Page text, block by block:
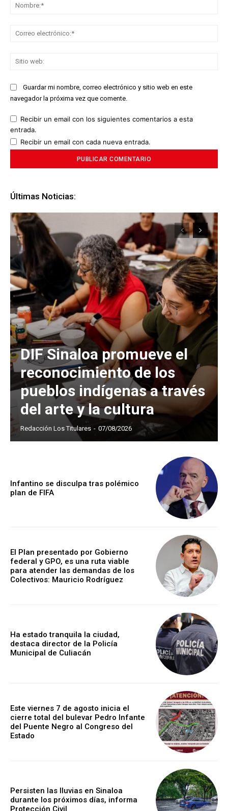
Guardar mi nombre, correo electrónico y sitio web en este
navegador la próxima vez que comente.
Recibir un email con los siguientes comentarios a esta
entrada.
Recibir un email con cada nueva entrada.
Últimas Noticias:
DIF Sinaloa promueve el
reconocimiento de los
pueblos indígenas a través
del arte y la cultura
Redacción Los Titulares - 07/08/2026
Infantino se disculpa tras polémico
plan de FIFA
El Plan presentado por Gobierno
federal y GPO, es una ruta viable
para atender las demandas de los
Colectivos: Mauricio Rodríguez
Ha estado tranquila la ciudad,
destaca director de la Policía
Municipal de Culiacán
Este viernes 7 de agosto inicia el
cierre total del bulevar Pedro Infante
del Puente Negro al Congreso del
Estado
Persisten las lluvias en Sinaloa
durante los próximos días, informa
Protección Civil